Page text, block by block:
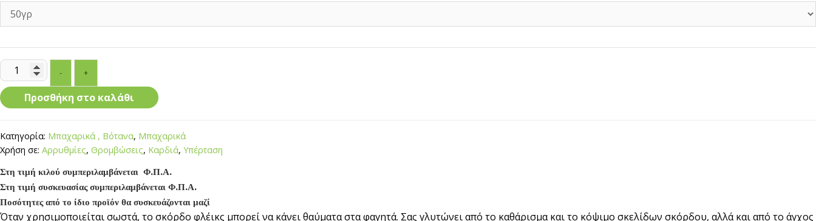
ποσότητα
- +
Προσθήκη στο καλάθι
Κατηγορία: Μπαχαρικά , Βότανα, Μπαχαρικά
Χρήση σε: Αρρυθμίες, Θρομβώσεις, Καρδιά, Υπέρταση
Στη τιμή κιλού συμπεριλαμβάνεται Φ.Π.Α.
Στη τιμή συσκευασίας συμπεριλαμβάνεται Φ.Π.Α.
Ποσότητες από το ίδιο προϊόν θα συσκευάζονται μαζί
Όταν χρησιμοποιείται σωστά, το σκόρδο φλέικς μπορεί να κάνει θαύματα στα φαγητά. Σας γλυτώνει από το καθάρισμα και το κόψιμο σκελίδων σκόρδου, αλλά και από το άγχος